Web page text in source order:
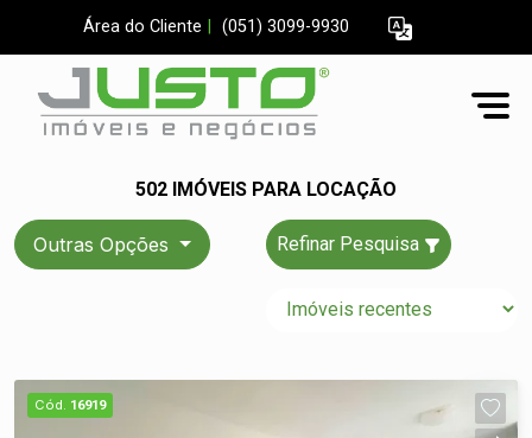
Área do Cliente (051) 3099-9930
502 IMÓVEIS PARA LOCAÇÃO
Outras Opções Refinar Pesquisa
Cód. 16919